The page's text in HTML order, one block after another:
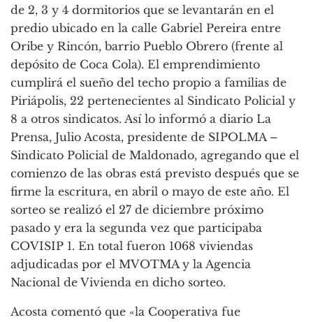
de 2, 3 y 4 dormitorios que se levantarán en el
predio ubicado en la calle Gabriel Pereira entre
Oribe y Rincón, barrio Pueblo Obrero (frente al
depósito de Coca Cola). El emprendimiento
cumplirá el sueño del techo propio a familias de
Piriápolis, 22 pertenecientes al Sindicato Policial y
8 a otros sindicatos. Así lo informó a diario La
Prensa, Julio Acosta, presidente de SIPOLMA –
Sindicato Policial de Maldonado, agregando que el
comienzo de las obras está previsto después que se
firme la escritura, en abril o mayo de este año. El
sorteo se realizó el 27 de diciembre próximo
pasado y era la segunda vez que participaba
COVISIP 1. En total fueron 1068 viviendas
adjudicadas por el MVOTMA y la Agencia
Nacional de Vivienda en dicho sorteo.
Acosta comentó que «la Cooperativa fue